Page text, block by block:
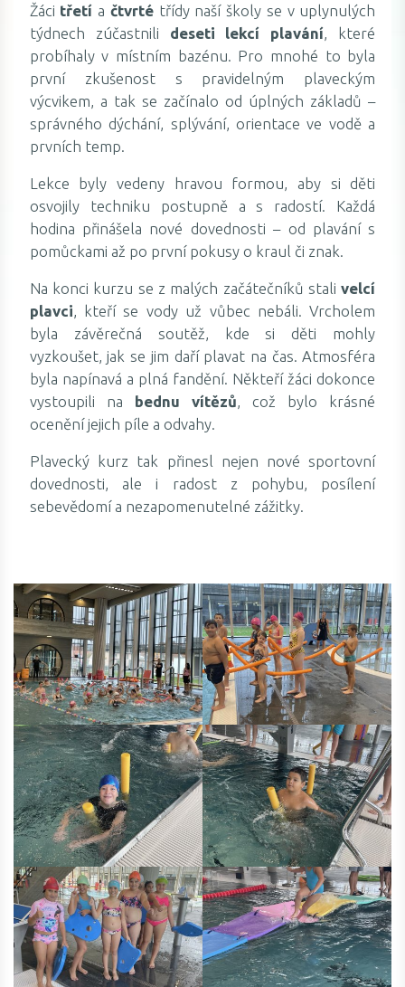
Žáci třetí a čtvrtétřídy naší školy se v uplynulých
týdnech zúčastnili deseti lekcí plavání , které
probíhaly v místním bazénu. Pro mnohé to byla
první zkušenost s pravidelným plaveckým
výcvikem, a tak se začínalo od úplných základů –
správného dýchání, splývání, orientace ve vodě a
prvních temp.
Lekce byly vedeny hravou formou, aby si děti
osvojily techniku postupně a s radostí. Každá
hodina přinášela nové dovednosti – od plavání s
pomůckami až po první pokusy o kraul či znak.
Na konci kurzu se z malých začátečníků stalivelcí
plavci , kteří se vody už vůbec nebáli. Vrcholem
byla závěrečná soutěž, kde si děti mohly
vyzkoušet, jak se jim daří plavat na čas. Atmosféra
byla napínavá a plná fandění. Někteří žáci dokonce
vystoupili na bednu vítězů , což bylo krásné
ocenění jejich píle a odvahy.
Plavecký kurz tak přinesl nejen nové sportovní
dovednosti, ale i radost z pohybu, posílení
sebevědomí a nezapomenutelné zážitky.